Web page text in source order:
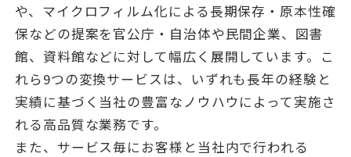
や、マイクロフィルム化による長期保存・原本性確
保などの提案を官公庁・自治体や民間企業、図書
館、資料館などに対して幅広く展開しています。こ
れら9つの変換サービスは、いずれも長年の経験と
実績に基づく当社の豊富なノウハウによって実施さ
れる高品質な業務です。
また、サービス毎にお客様と当社内で行われる